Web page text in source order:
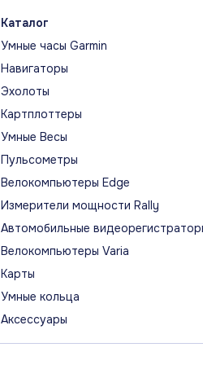
сочетаются с разными
экран появляется по
запястья.
МОНИТОРИНГ ЭНЕРГИИ
BATTERY
Body Battery оценивает
организма и показывает,
сон, активность и стресс.
ДИЗАЙН И ВОЗМОЖНОСТИ
Официальная
Каталог
Умные часы Garmin
Навигаторы
Эхолоты
Картплоттеры
Умные Весы
Пульсометры
Велокомпьютеры Edge
Измерители мощности Rally
Автомобильные
Велокомпьютеры Varia
Карты
Умные кольца
Аксессуары